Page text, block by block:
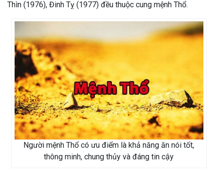
Thìn (1976), Đinh Tỵ (1977) đều thuộc cung mệnh Thổ.
Người mệnh Thổ có ưu điểm là khả năng ăn nói tốt,
thông minh, chung thủy và đáng tin cậy